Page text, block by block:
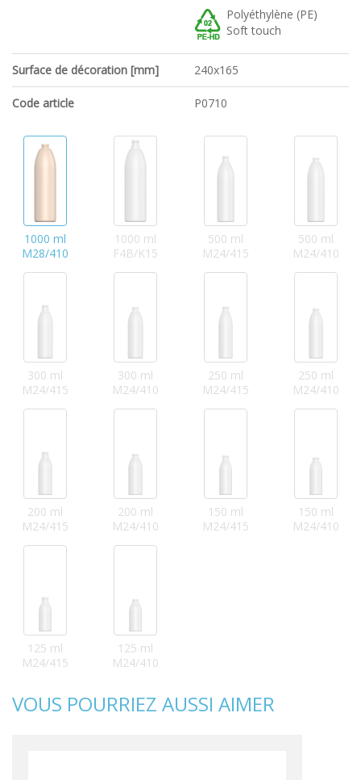
Polyéthylène (PE)
Soft touch
Surface de décoration [mm] 240x165
Code article P0710
1000 ml
M28/410
1000 ml
F4B/K15
500 ml
M24/415
500 ml
M24/410
300 ml
M24/415
300 ml
M24/410
250 ml
M24/415
250 ml
M24/410
200 ml
M24/415
200 ml
M24/410
150 ml
M24/415
150 ml
M24/410
125 ml
M24/415
125 ml
M24/410
VOUS POURRIEZ AUSSI AIMER